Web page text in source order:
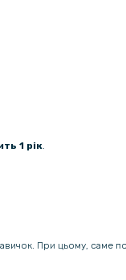
1 рік.
При цьому, саме